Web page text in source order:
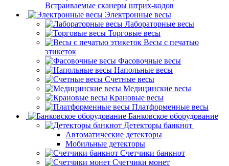
Встраиваемые сканеры штрих-кодов
Электронные весы
Лабораторные весы
Торговые весы
Весы с печатью
этикеток
Фасовочные весы
Напольные весы
Счетные весы
Медицинские весы
Крановые весы
Платформенные весы
Банковское оборудование
Детекторы банкнот
Автоматические детекторы
Мобильные детекторы
Счетчики банкнот
Счетчики монет